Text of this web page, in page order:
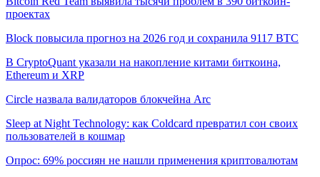
проектах
Block повысила прогноз на 2026 год и сохранила 9117 BTC
В CryptoQuant указали на накопление китами биткоина,
Ethereum и XRP
Circle назвала валидаторов блокчейна Arc
Sleep at Night Technology: как Coldcard превратил сон своих
пользователей в кошмар
Опрос: 69% россиян не нашли применения криптовалютам